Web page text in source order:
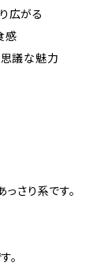
広がる
感
思議な魅力
さり系です。
。